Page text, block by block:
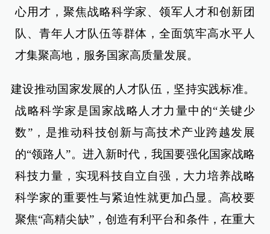
心用才，聚焦战略科学家、领军人才和创新团
队、青年人才队伍等群体，全面筑牢高水平人
才集聚高地，服务国家高质量发展。
建设推动国家发展的人才队伍，坚持实践标准。
战略科学家是国家战略人才力量中的“关键少
数”，是推动科技创新与高技术产业跨越发展
的“领路人”。进入新时代，我国要强化国家战略
科技力量，实现科技自立自强，大力培养战略
科学家的重要性与紧迫性就更加凸显。高校要
聚焦“高精尖缺”，创造有利平台和条件，在重大